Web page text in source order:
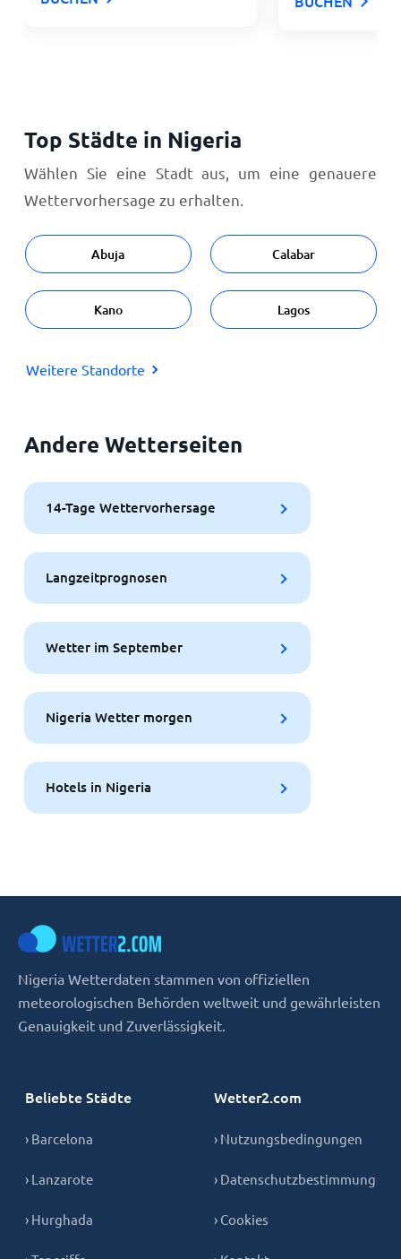
Top Städte in Nigeria
Wählen Sie eine Stadt aus, um eine genauere
Wettervorhersage zu erhalten.
Abuja Calabar
Kano Lagos
Weitere Standorte
Andere Wetterseiten
14-Tage Wettervorhersage
Langzeitprognosen
Wetter im September
Nigeria Wetter morgen
Hotels in Nigeria
Nigeria Wetterdaten stammen von offiziellen
meteorologischen Behörden weltweit und gewährleisten
Genauigkeit und Zuverlässigkeit.
Beliebte Städte
› Barcelona
› Lanzarote
› Hurghada
Wetter2.com
› Nutzungsbedingungen
› Datenschutzbestimmung
› Cookies